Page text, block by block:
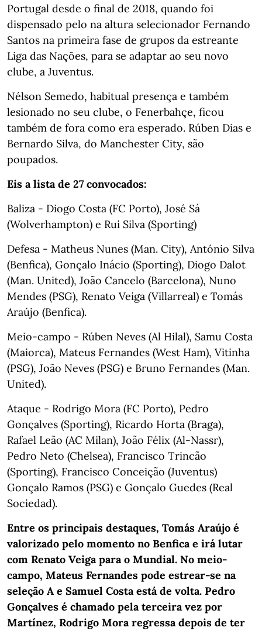
Portugal desde o final de 2018, quando foi
dispensado pelo na altura selecionador Fernando
Santos na primeira fase de grupos da estreante
Liga das Nações, para se adaptar ao seu novo
clube, a Juventus.
Nélson Semedo, habitual presença e também
lesionado no seu clube, o Fenerbahçe, ficou
também de fora como era esperado. Rúben Dias e
Bernardo Silva, do Manchester City, são
poupados.
Eis a lista de 27 convocados:
Baliza - Diogo Costa (FC Porto), José Sá
(Wolverhampton) e Rui Silva (Sporting)
Defesa - Matheus Nunes (Man. City), António Silva
(Benfica), Gonçalo Inácio (Sporting), Diogo Dalot
(Man. United), João Cancelo (Barcelona), Nuno
Mendes (PSG), Renato Veiga (Villarreal) e Tomás
Araújo (Benfica).
Meio-campo - Rúben Neves (Al Hilal), Samu Costa
(Maiorca), Mateus Fernandes (West Ham), Vitinha
(PSG), João Neves (PSG) e Bruno Fernandes (Man.
United).
Ataque - Rodrigo Mora (FC Porto), Pedro
Gonçalves (Sporting), Ricardo Horta (Braga),
Rafael Leão (AC Milan), João Félix (Al-Nassr),
Pedro Neto (Chelsea), Francisco Trincão
(Sporting), Francisco Conceição (Juventus)
Gonçalo Ramos (PSG) e Gonçalo Guedes (Real
Sociedad).
Entre os principais destaques, Tomás Araújo é
valorizado pelo momento no Benfica e irá lutar
com Renato Veiga para o Mundial. No meio-
campo, Mateus Fernandes pode estrear-se na
seleção A e Samuel Costa está de volta. Pedro
Gonçalves é chamado pela terceira vez por
Martínez, Rodrigo Mora regressa depois de ter